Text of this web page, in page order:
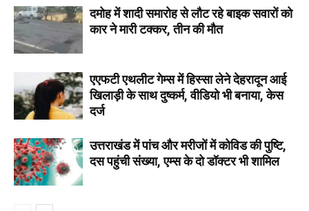
दमोह में शादी समारोह से लौट रहे बाइक सवारों को
कार ने मारी टक्कर, तीन की मौत
एएफटी एथलीट गेम्स में हिस्सा लेने देहरादून आई
खिलाड़ी के साथ दुष्कर्म, वीडियो भी बनाया, केस
दर्ज
उत्तराखंड में पांच और मरीजों में कोविड की पुष्टि,
दस पहुंची संख्या, एम्स के दो डॉक्टर भी शामिल